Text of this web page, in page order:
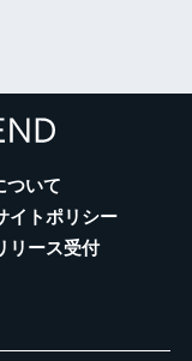
ついて
イトポリシー
リース受付